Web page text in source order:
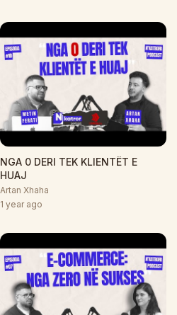
NGA 0 DERI TEK KLIENTËT E
HUAJ
Artan Xhaha
1 year ago